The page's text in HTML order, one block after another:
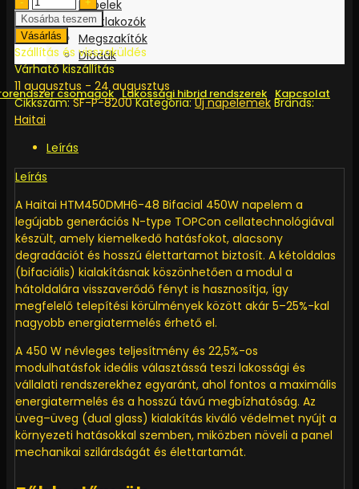
Kábelek
Csatlakozók
Megszakítók
Diódák
csomagok Lakossági hibrid rendszerek Kapcsolat
450W
-
HTM450DMH6-
48
-
Bifacial
napelem
type
ezüst
keret
quantity
Kosárba teszem
Vásárlás
Szállítás és visszaküldés
Várható kiszállítás
11 augusztus - 24 augusztus
Cikkszám:SF-P-8200 Kategória:Új napelemek Brands:
Haitai
Leírás
Leírás
A Haitai HTM450DMH6-48 Bifacial 450W napelem a
legújabb generációs N-type TOPCon cellatechnológiával
készült, amely kiemelkedő hatásfokot, alacsony
degradációt és hosszú élettartamot biztosít. A kétoldalas
(bifaciális) kialakításnak köszönhetően a modul a
hátoldalára visszaverődő fényt is hasznosítja, így
megfelelő telepítési körülmények között akár 5–25%-kal
nagyobb energiatermelés érhető el.
A 450 W névleges teljesítmény és 22,5%-os
modulhatásfok ideális választássá teszi lakossági és
vállalati rendszerekhez egyaránt, ahol fontos a maximális
energiatermelés és a hosszú távú megbízhatóság. Az
üveg–üveg (dual glass) kialakítás kiváló védelmet nyújt a
környezeti hatásokkal szemben, miközben növeli a panel
mechanikai szilárdságát és élettartamát.